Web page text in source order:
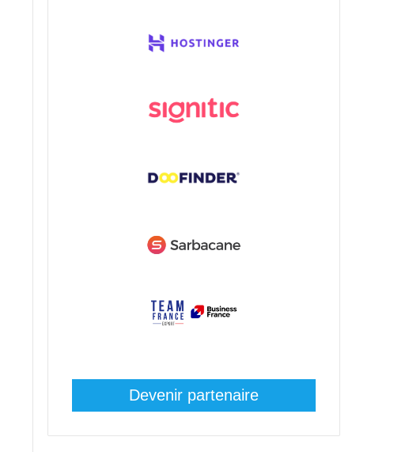
Devenir partenaire